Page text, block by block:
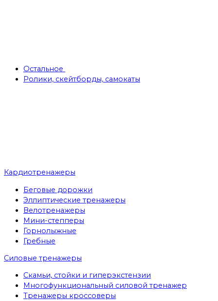
Остальное
Ролики, скейтборды, самокаты
Кардиотренажеры
Беговые дорожки
Эллиптические тренажеры
Велотренажеры
Мини-степперы
Горнолыжные
Гребные
Cиловые тренажеры
Скамьи, стойки и гиперэкстензии
Многофункциональный силовой тренажер
Тренажеры кроссоверы